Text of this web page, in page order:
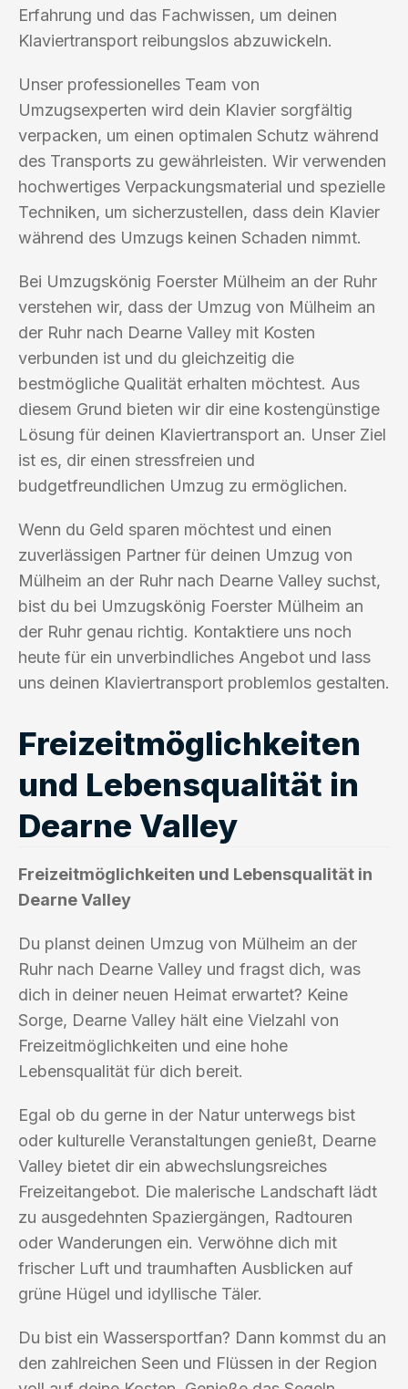
Erfahrung und das Fachwissen, um deinen
Klaviertransport reibungslos abzuwickeln.
Unser professionelles Team von
Umzugsexperten wird dein Klavier sorgfältig
verpacken, um einen optimalen Schutz während
des Transports zu gewährleisten. Wir verwenden
hochwertiges Verpackungsmaterial und spezielle
Techniken, um sicherzustellen, dass dein Klavier
während des Umzugs keinen Schaden nimmt.
Bei Umzugskönig Foerster Mülheim an der Ruhr
verstehen wir, dass der Umzug von Mülheim an
der Ruhr nach Dearne Valley mit Kosten
verbunden ist und du gleichzeitig die
bestmögliche Qualität erhalten möchtest. Aus
diesem Grund bieten wir dir eine kostengünstige
Lösung für deinen Klaviertransport an. Unser Ziel
ist es, dir einen stressfreien und
budgetfreundlichen Umzug zu ermöglichen.
Wenn du Geld sparen möchtest und einen
zuverlässigen Partner für deinen Umzug von
Mülheim an der Ruhr nach Dearne Valley suchst,
bist du bei Umzugskönig Foerster Mülheim an
der Ruhr genau richtig. Kontaktiere uns noch
heute für ein unverbindliches Angebot und lass
uns deinen Klaviertransport problemlos gestalten.
Freizeitmöglichkeiten
und Lebensqualität in
Dearne Valley
Freizeitmöglichkeiten und Lebensqualität in
Dearne Valley
Du planst deinen Umzug von Mülheim an der
Ruhr nach Dearne Valley und fragst dich, was
dich in deiner neuen Heimat erwartet? Keine
Sorge, Dearne Valley hält eine Vielzahl von
Freizeitmöglichkeiten und eine hohe
Lebensqualität für dich bereit.
Egal ob du gerne in der Natur unterwegs bist
oder kulturelle Veranstaltungen genießt, Dearne
Valley bietet dir ein abwechslungsreiches
Freizeitangebot. Die malerische Landschaft lädt
zu ausgedehnten Spaziergängen, Radtouren
oder Wanderungen ein. Verwöhne dich mit
frischer Luft und traumhaften Ausblicken auf
grüne Hügel und idyllische Täler.
Du bist ein Wassersportfan? Dann kommst du an
den zahlreichen Seen und Flüssen in der Region